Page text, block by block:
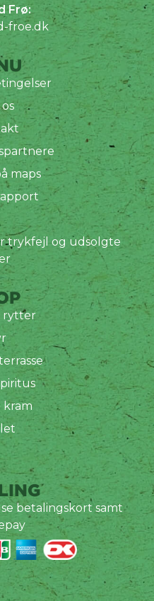
Frø:
froe.dk
maps
trykfejl og udsolgte
rytter
kram
betalingskort samt